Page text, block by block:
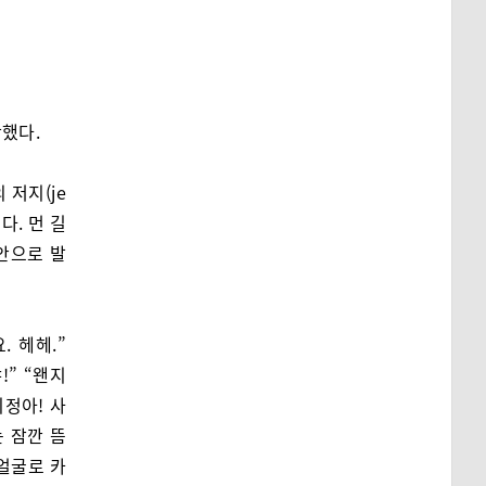
다.
저지(je
. 먼 길
으로 발
. 헤헤.”
“왠지
정아! 사
잠깐 뜸
굴로 카